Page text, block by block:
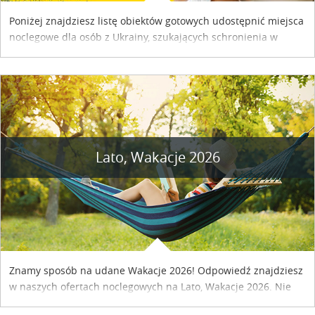
Poniżej znajdziesz listę obiektów gotowych udostępnić miejsca
noclegowe dla osób z Ukrainy, szukających schronienia w
Lato, Wakacje 2026
Znamy sposób na udane Wakacje 2026! Odpowiedź znajdziesz
w naszych ofertach noclegowych na Lato, Wakacje 2026. Nie